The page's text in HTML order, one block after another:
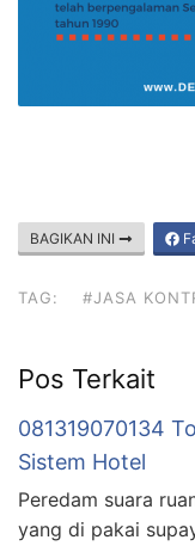
BAGIKAN INI
TAG: #JASA
Pos Terkait
081319070134
Sistem Hotel
Peredam suara
yang di pakai